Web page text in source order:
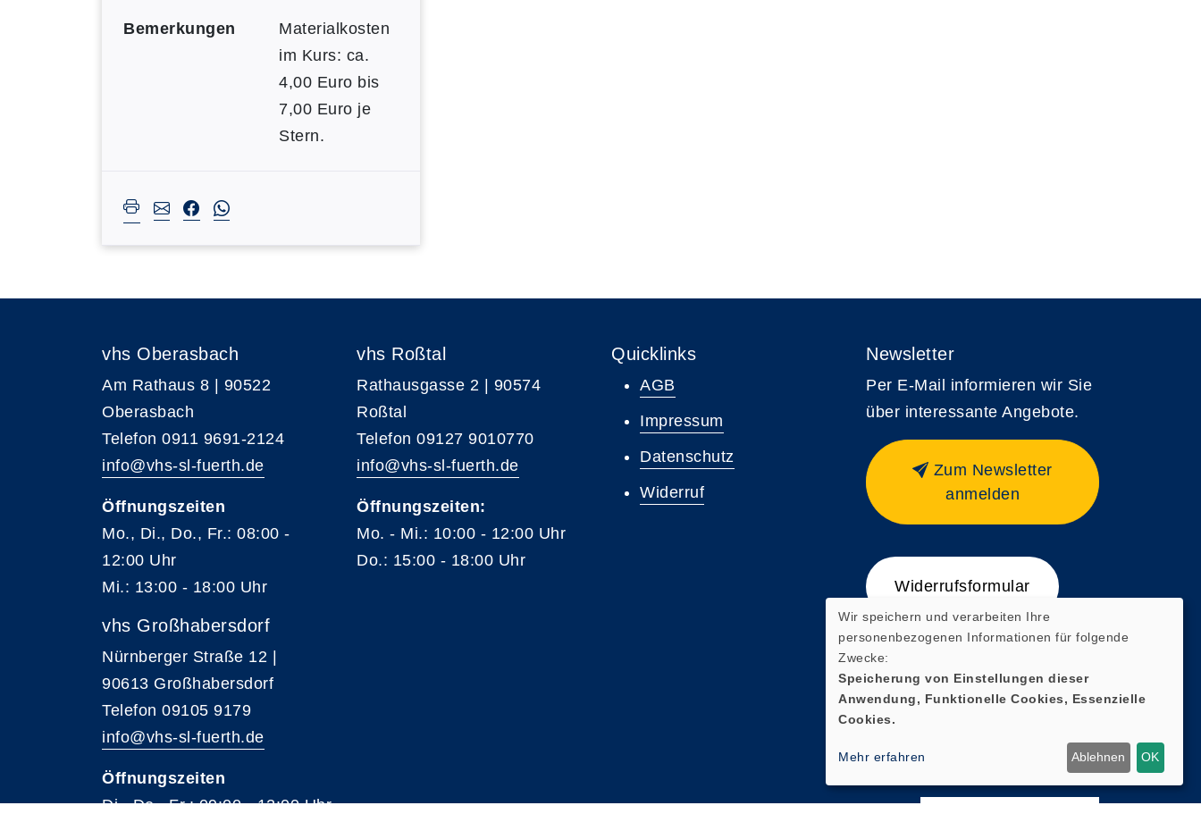
Bemerkungen
Materialkosten
im Kurs: ca.
4,00 Euro bis
7,00 Euro je
Stern.
vhs Oberasbach
Am Rathaus 8 | 90522
Oberasbach
Telefon 0911 9691-2124
info@vhs-sl-fuerth.de
Öffnungszeiten
Mo., Di., Do., Fr.: 08:00 -
12:00 Uhr
Mi.: 13:00 - 18:00 Uhr
vhs Großhabersdorf
Nürnberger Straße 12 |
90613 Großhabersdorf
Telefon 09105 9179
info@vhs-sl-fuerth.de
Öffnungszeiten
Di., Do., Fr.: 09:00 - 12:00 Uhr
vhs Roßtal
Rathausgasse 2 | 90574
Roßtal
Telefon 09127 9010770
info@vhs-sl-fuerth.de
Öffnungszeiten:
Mo. - Mi.: 10:00 - 12:00 Uhr
Do.: 15:00 - 18:00 Uhr
Quicklinks
AGB
Impressum
Datenschutz
Widerruf
Newsletter
Per E-Mail informieren wir Sie
über interessante Angebote.
Zum Newsletter
anmelden
Widerrufsformular
Wir speichern und verarbeiten Ihre
personenbezogenen Informationen für folgende
Zwecke:
Speicherung von Einstellungen dieser
Anwendung, Funktionelle Cookies, Essenzielle
Cookies.
Mehr erfahren Ablehnen OK